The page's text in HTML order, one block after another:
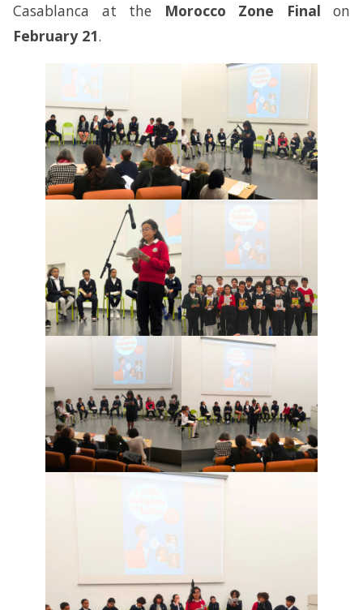
Casablanca at the
Morocco Zone Final on
February 21.